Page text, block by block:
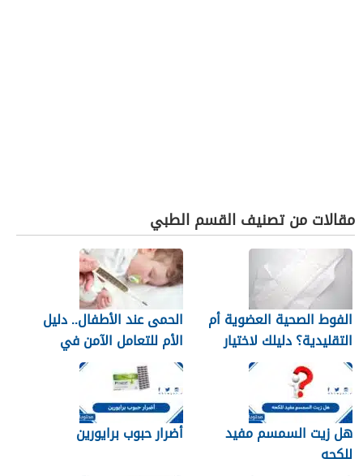
مقالات من تصنيف القسم الطبي
الفوط الصحية العضوية أم
التقليدية؟ دليلك لاختيار
النوع الأنسب لبشرتك
الحمى عند الأطفال.. دليل
الأم للتعامل الآمن في
المنزل
هل زيت السمسم مفيد
للكحه
أضرار حبوب برايورين